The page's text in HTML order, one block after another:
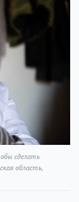
сделать
область,